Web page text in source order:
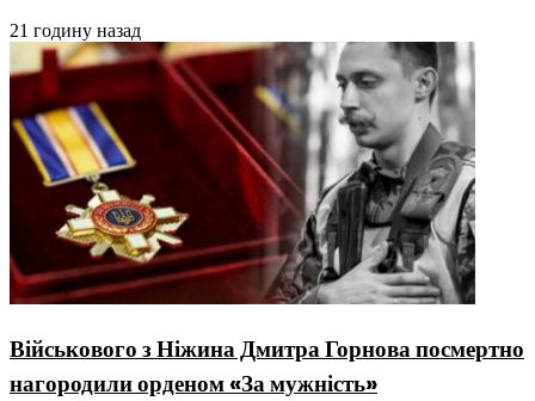
21 годину назад
Військового з Ніжина Дмитра Горнова посмертно
нагородили орденом «За мужність»